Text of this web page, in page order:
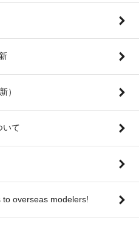
）
いて
to overseas modelers!